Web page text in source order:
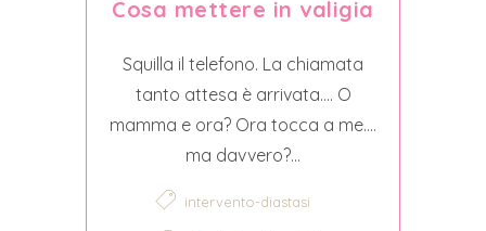
Cosa mettere in valigia
Squilla il telefono. La chiamata
tanto attesa è arrivata…. O
mamma e ora? Ora tocca a me….
ma davvero?...
intervento-diastasi